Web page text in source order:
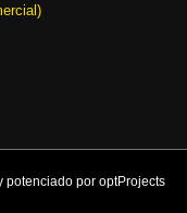
potenciado por optProjects